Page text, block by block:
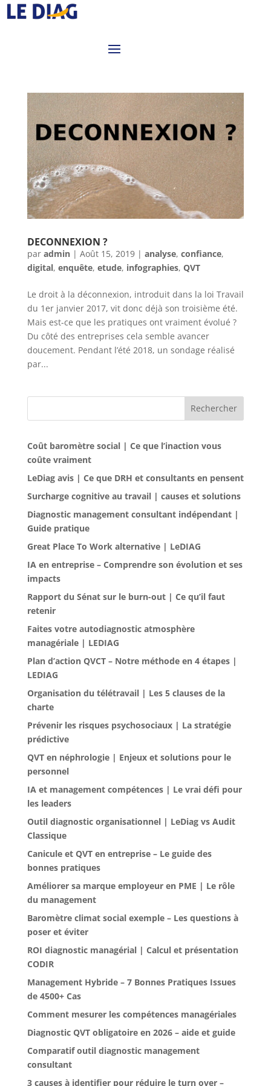
DECONNEXION ?
par admin| Août 15, 2019| analyse, confiance,
digital, enquête, etude, infographies, QVT
Le droit à la déconnexion, introduit dans la loi Travail
du 1er janvier 2017, vit donc déjà son troisième été.
Mais est-ce que les pratiques ont vraiment évolué ?
Du côté des entreprises cela semble avancer
doucement. Pendant l’été 2018, un sondage réalisé
par...
Rechercher
Coût baromètre social | Ce que l’inaction vous
coûte vraiment
LeDiag avis | Ce que DRH et consultants en pensent
Surcharge cognitive au travail | causes et solutions
Diagnostic management consultant indépendant |
Guide pratique
Great Place To Work alternative | LeDIAG
IA en entreprise – Comprendre son évolution et ses
impacts
Rapport du Sénat sur le burn-out | Ce qu’il faut
retenir
Faites votre autodiagnostic atmosphère
managériale | LEDIAG
Plan d’action QVCT – Notre méthode en 4 étapes |
LEDIAG
Organisation du télétravail | Les 5 clauses de la
charte
Prévenir les risques psychosociaux | La stratégie
prédictive
QVT en néphrologie | Enjeux et solutions pour le
personnel
IA et management compétences | Le vrai défi pour
les leaders
Outil diagnostic organisationnel | LeDiag vs Audit
Classique
Canicule et QVT en entreprise – Le guide des
bonnes pratiques
Améliorer sa marque employeur en PME | Le rôle
du management
Baromètre climat social exemple – Les questions à
poser et éviter
ROI diagnostic managérial | Calcul et présentation
CODIR
Management Hybride – 7 Bonnes Pratiques Issues
de 4500+ Cas
Comment mesurer les compétences managériales
Diagnostic QVT obligatoire en 2026 – aide et guide
Comparatif outil diagnostic management
consultant
3 causes à identifier pour réduire le turn over –